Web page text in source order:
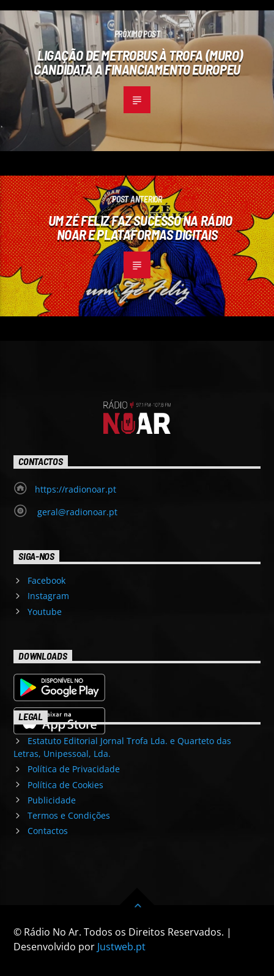
PRÓXIMO POST
LIGAÇÃO DE METROBUS À TROFA (MURO)
CANDIDATA A FINANCIAMENTO EUROPEU
POST ANTERIOR
UM ZÉ FELIZ FAZ SUCESSO NA RÁDIO
NOAR E PLATAFORMAS DIGITAIS
CONTACTOS
https://radionoar.pt
geral@radionoar.pt
SIGA-NOS
Facebook
Instagram
Youtube
DOWNLOADS
LEGAL
Estatuto Editorial Jornal Trofa Lda. e Quarteto das
Letras, Unipessoal, Lda.
Política de Privacidade
Política de Cookies
Publicidade
Termos e Condições
Contactos
© Rádio No Ar. Todos os Direitos Reservados. |
Desenvolvido por Justweb.pt